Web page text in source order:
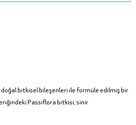
bitkisel bileşenleri ile formüle edilmiş bir
Passiflora bitkisi, sinir